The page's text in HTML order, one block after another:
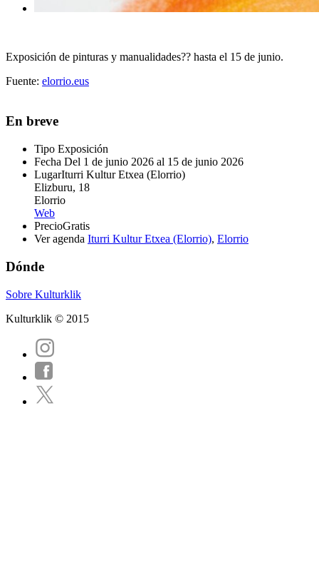
Exposición de pinturas y manualidades?? hasta el 15 de junio.
Fuente: elorrio.eus
En breve
Tipo Exposición
Fecha Del 1 de junio 2026 al 15 de junio 2026
LugarIturri Kultur Etxea (Elorrio)
Elizburu, 18
Elorrio
Web
PrecioGratis
Ver agenda Iturri Kultur Etxea (Elorrio), Elorrio
Dónde
Sobre Kulturklik
Kulturklik © 2015